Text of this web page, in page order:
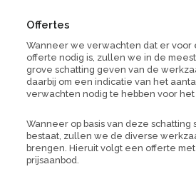
Offertes
Wanneer we verwachten dat er voor
offerte nodig is, zullen we in de
grove schatting geven van de
daarbij om een indicatie van het
verwachten nodig te hebben voor
Wanneer op basis van deze
bestaat, zullen we de diverse
brengen. Hieruit volgt een offerte
prijsaanbod.